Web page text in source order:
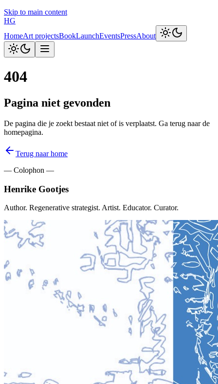
Skip to main content
HG
HomeArt projectsBookLaunchEventsPressAbout
404
Pagina niet gevonden
De pagina die je zoekt bestaat niet of is verplaatst. Ga terug naar de
homepagina.
Terug naar home
— Colophon —
Henrike Gootjes
Author. Regenerative strategist. Artist. Educator. Curator.